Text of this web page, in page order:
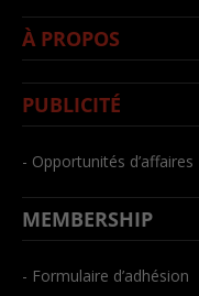
À PROPOS
PUBLICITÉ
- Opportunités d’affaires
MEMBERSHIP
- Formulaire d’adhésion